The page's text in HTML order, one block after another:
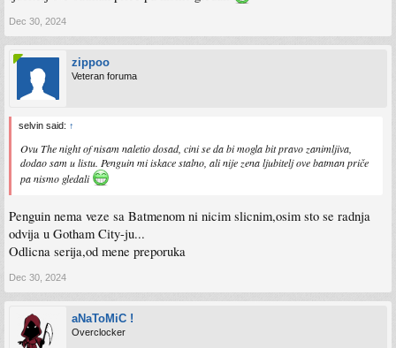
Dec 30, 2024
zippoo
Veteran foruma
selvin said: ↑
Ovu The night of nisam naletio dosad, cini se da bi mogla bit pravo zanimljiva,
dodao sam u listu. Penguin mi iskace stalno, ali nije zena ljubitelj ove batman priče
pa nismo gledali
Penguin nema veze sa Batmenom ni nicim slicnim,osim sto se radnja
odvija u Gotham City-ju...
Odlicna serija,od mene preporuka
Dec 30, 2024
aNaToMiC !
Overclocker